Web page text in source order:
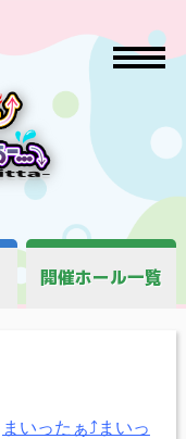
開催ホール一覧
まいったぁ⤴まいっ